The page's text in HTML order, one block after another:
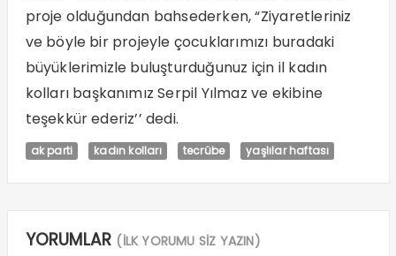
proje olduğundan bahsederken, “Ziyaretleriniz
ve böyle bir projeyle çocuklarımızı buradaki
büyüklerimizle buluşturduğunuz için il kadın
kolları başkanımız Serpil Yılmaz ve ekibine
teşekkür ederiz’’ dedi.
ak parti kadın kolları tecrübe yaşlılar haftası
YORUMLAR (İLK YORUMU SİZ YAZIN)